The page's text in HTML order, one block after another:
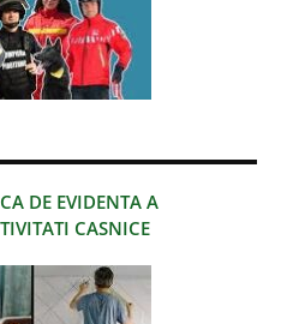
DE EVIDENTA A
CASNICE